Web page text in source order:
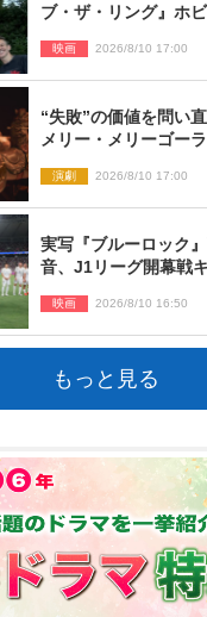
ブ・ザ・リング』ホ
映画 2026/8/10 17:00
“失敗”の価値を問い
メリー・メリーゴー
演劇 2026/8/10 17:00
実写『ブルーロック
音、J1リーグ開幕戦
映画 2026/8/10 16:50
もっと見る